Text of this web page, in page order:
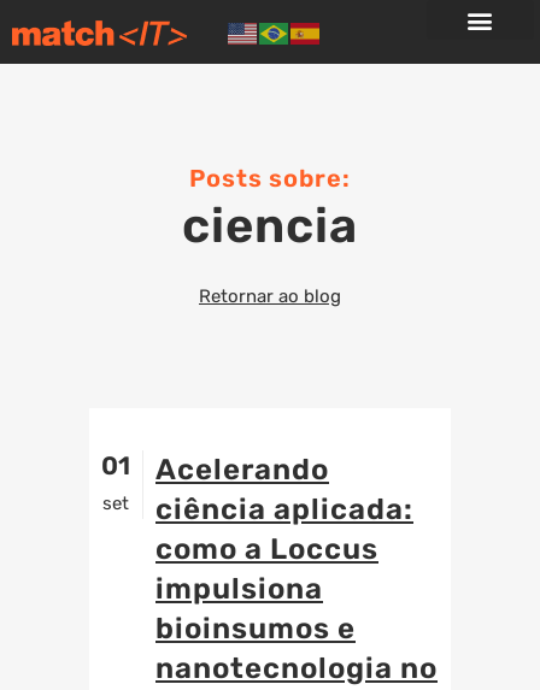
Posts sobre:
ciencia
Retornar ao blog
01
set
Acelerando
ciência aplicada:
como a Loccus
impulsiona
bioinsumos e
nanotecnologia no